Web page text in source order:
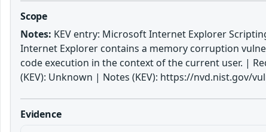
Scope
Notes: KEV entry: Microsoft Internet Explorer
Internet Explorer contains a memory corruption
code execution in the context of the current user. |
(KEV): Unknown | Notes (KEV): https://nvd.nist.gov/
Evidence